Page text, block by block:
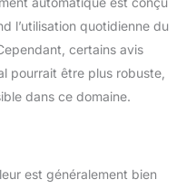
Hozelock, 1
pour robinet
(Ø 21 - 26,5
1 connecteur
1 lance d'arrosage
l’utilisation quotidienne du
certains avis
pourrait être plus robuste,
dans ce domaine.
est généralement bien